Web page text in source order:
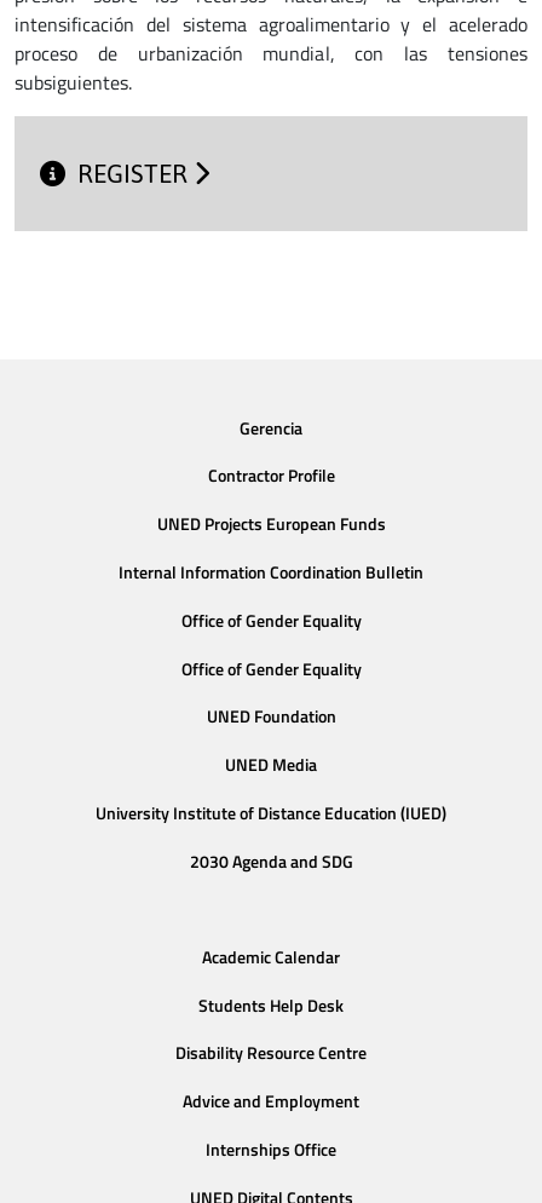
intensificación del sistema agroalimentario y el acelerado
proceso de urbanización mundial, con las tensiones
subsiguientes.
REGISTER
Gerencia
Contractor Profile
UNED Projects European Funds
Internal Information Coordination Bulletin
Office of Gender Equality
Office of Gender Equality
UNED Foundation
UNED Media
University Institute of Distance Education (IUED)
2030 Agenda and SDG
Academic Calendar
Students Help Desk
Disability Resource Centre
Advice and Employment
Internships Office